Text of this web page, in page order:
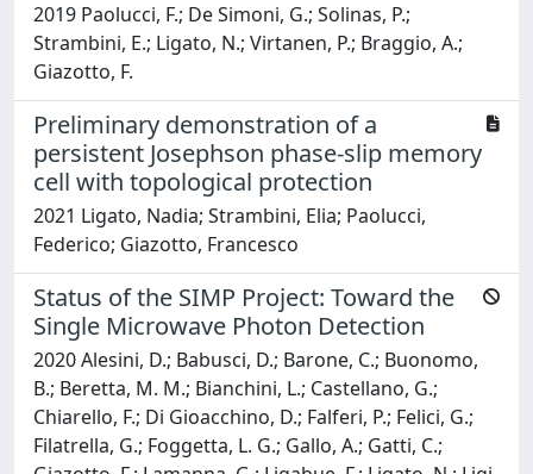
2019 Paolucci, F.; De Simoni, G.; Solinas, P.;
Strambini, E.; Ligato, N.; Virtanen, P.; Braggio, A.;
Giazotto, F.
Preliminary demonstration of a
persistent Josephson phase-slip memory
cell with topological protection
2021 Ligato, Nadia; Strambini, Elia; Paolucci,
Federico; Giazotto, Francesco
Status of the SIMP Project: Toward the
Single Microwave Photon Detection
2020 Alesini, D.; Babusci, D.; Barone, C.; Buonomo,
B.; Beretta, M. M.; Bianchini, L.; Castellano, G.;
Chiarello, F.; Di Gioacchino, D.; Falferi, P.; Felici, G.;
Filatrella, G.; Foggetta, L. G.; Gallo, A.; Gatti, C.;